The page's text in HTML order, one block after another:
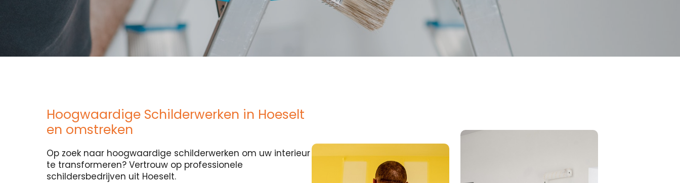
Hoogwaardige Schilderwerken in Hoeselt
en omstreken
Op zoek naar hoogwaardige schilderwerken om uw interieur
te transformeren? Vertrouw op professionele
schildersbedrijven uit Hoeselt.